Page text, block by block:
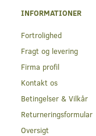
INFORMATIONER
Fortrolighed
Fragt og levering
Firma profil
Kontakt os
Betingelser & Vilkår
Returneringsformular
Oversigt